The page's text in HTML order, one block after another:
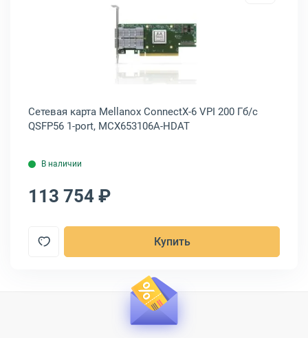
Mellanox ConnectX-6 Dx 100 Гб/с QSFP56 2-port,
Открыть товар: Сетевая карта
Сетевая карта Mellanox ConnectX-6 VPI 200 Гб/с
QSFP56 1-port, MCX653106A-HDAT
В наличии
113 754 ₽
Купить